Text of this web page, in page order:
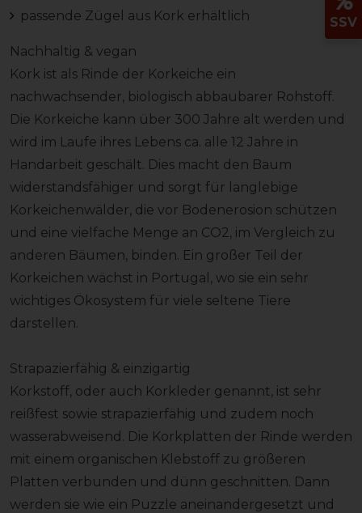
passende Zügel aus Kork erhältlich
Nachhaltig & vegan
Kork ist als Rinde der Korkeiche ein
nachwachsender, biologisch abbaubarer Rohstoff.
Die Korkeiche kann über 300 Jahre alt werden und
wird im Laufe ihres Lebens ca. alle 12 Jahre in
Handarbeit geschält. Dies macht den Baum
widerstandsfähiger und sorgt für langlebige
Korkeichenwälder, die vor Bodenerosion schützen
und eine vielfache Menge an CO2, im Vergleich zu
anderen Bäumen, binden. Ein großer Teil der
Korkeichen wächst in Portugal, wo sie ein sehr
wichtiges Ökosystem für viele seltene Tiere
darstellen.
Strapazierfähig & einzigartig
Korkstoff, oder auch Korkleder genannt, ist sehr
reißfest sowie strapazierfähig und zudem noch
wasserabweisend. Die Korkplatten der Rinde werden
mit einem organischen Klebstoff zu größeren
Platten verbunden und dünn geschnitten. Dann
werden sie wie ein Puzzle aneinandergesetzt und
SSV